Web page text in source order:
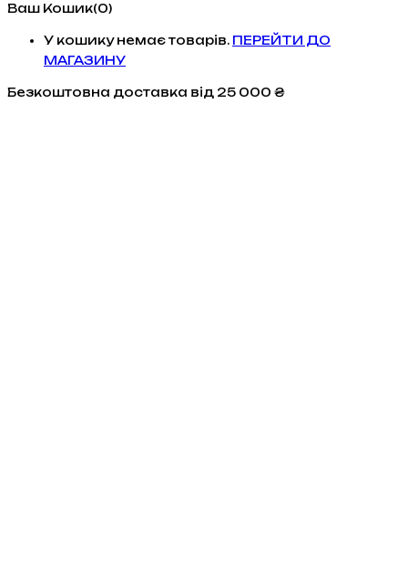
Ваш Кошик(0)
У кошику немає товарів. ПЕРЕЙТИ ДО
МАГАЗИНУ
Безкоштовна доставка від 25 000 ₴